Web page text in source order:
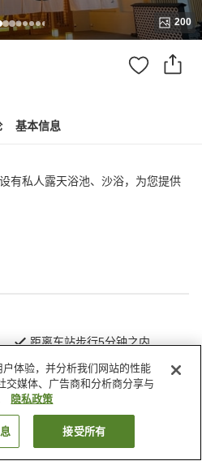
200
基本信息
有私人露天浴池、沙浴，为您提供
距离车站步行5分钟之内
豆町 伊豆热川三春屋旅馆
索客房
体验，并分析我们网站的性能
交媒体、广告商和分析商分享与
隐私政策
接受所有